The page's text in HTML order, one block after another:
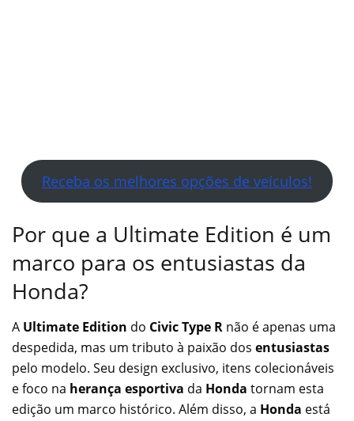
Receba os melhores opções de veículos!
Por que a Ultimate Edition é um
marco para os entusiastas da
Honda?
A Ultimate Edition do Civic Type R não é apenas uma
despedida, mas um tributo à paixão dos entusiastas
pelo modelo. Seu design exclusivo, itens colecionáveis
e foco na herança esportiva da Honda tornam esta
edição um marco histórico. Além disso, a Honda está